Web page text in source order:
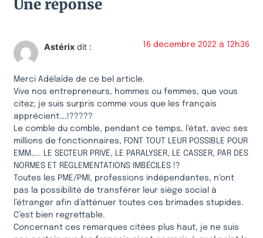
Une réponse
Astérix dit : 16 décembre 2022 à 12h36
Merci Adélaïde de ce bel article.
Vive nos entrepreneurs, hommes ou femmes, que vous
citez; je suis surpris comme vous que les français
apprécient….!?????
Le comble du comble, pendant ce temps, l’état, avec ses
millions de fonctionnaires, FONT TOUT LEUR POSSIBLE POUR
EMM….. LE SECTEUR PRIVÉ, LE PARALYSER, LE CASSER, PAR DES
NORMES ET RÈGLEMENTATIONS IMBÉCILES !?
Toutes les PME/PMI, professions indépendantes, n’ont
pas la possibilité de transférer leur siège social à
l’étranger afin d’atténuer toutes ces brimades stupides.
C’est bien regrettable.
Concernant ces remarques citées plus haut, je ne suis